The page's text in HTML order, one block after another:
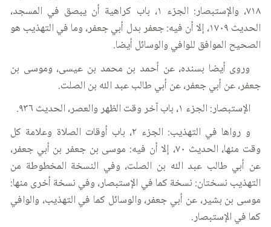
٧١٨، والإستبصار: الجزء ١، باب كراهية أن يبصق في المسجد،
الحديث ١٧٠٩، إلا أن فيه: جعفر بدل أبي جعفر، وما في التهذيب هو
الصحيح الموافق للوافي والوسائل أيضا.
وروى أيضا بسنده، عن أحمد بن محمد بن عيسى، وموسى بن
جعفر، عن أبي جعفر، عن أبي طالب عبد الله بن الصلت.
الإستبصار: الجزء ١، باب آخر وقت الظهر والعصر، الحديث ٩٣٦.
و رواها في التهذيب: الجزء ٢، باب أوقات الصلاة وعلامة كل
وقت منها، الحديث ٧٠، إلا أن فيه: موسى بن جعفر بن أبي جعفر،
عن أبي طالب عبد الله بن الصلت، وفي النسخة المخطوطة من
التهذيب نسختان: نسخة كما في الإستبصار، وفي نسخة أخرى منها:
موسى بن بشير، عن أبي جعفر، والوسائل كما في التهذيب، والوافي
كما في الإستبصار.